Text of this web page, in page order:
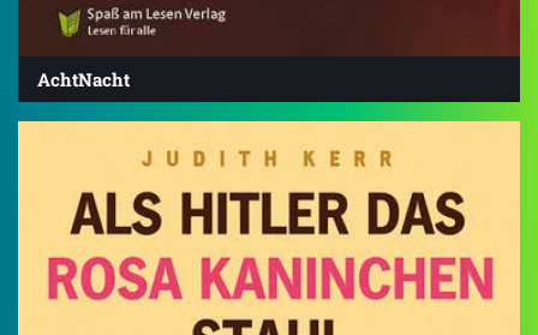
AchtNacht